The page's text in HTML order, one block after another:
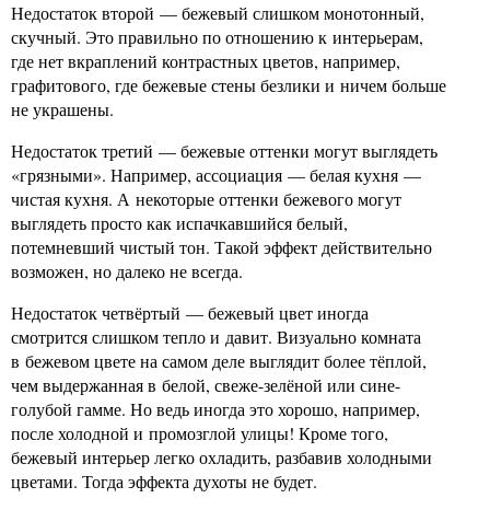
Недостаток второй — бежевый слишком монотонный,
скучный. Это правильно по отношению к интерьерам,
где нет вкраплений контрастных цветов, например,
графитового, где бежевые стены безлики и ничем больше
не украшены.
Недостаток третий — бежевые оттенки могут выглядеть
«грязными». Например, ассоциация — белая кухня —
чистая кухня. А некоторые оттенки бежевого могут
выглядеть просто как испачкавшийся белый,
потемневший чистый тон. Такой эффект действительно
возможен, но далеко не всегда.
Недостаток четвёртый — бежевый цвет иногда
смотрится слишком тепло и давит. Визуально комната
в бежевом цвете на самом деле выглядит более тёплой,
чем выдержанная в белой, свеже-зелёной или сине-
голубой гамме. Но ведь иногда это хорошо, например,
после холодной и промозглой улицы! Кроме того,
бежевый интерьер легко охладить, разбавив холодными
цветами. Тогда эффекта духоты не будет.